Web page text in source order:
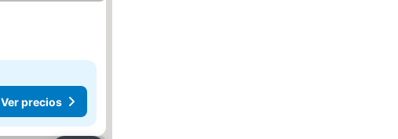
Ver precios